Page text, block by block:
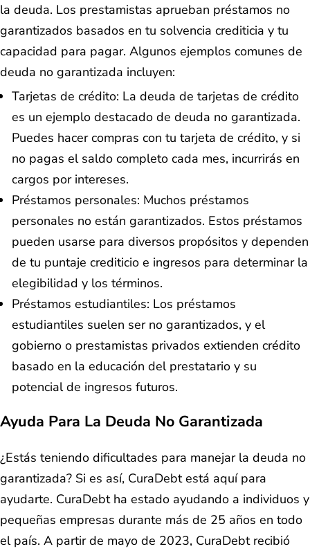
la deuda. Los prestamistas aprueban préstamos no
garantizados basados en tu solvencia crediticia y tu
capacidad para pagar. Algunos ejemplos comunes de
deuda no garantizada incluyen:
Tarjetas de crédito: La deuda de tarjetas de crédito
es un ejemplo destacado de deuda no garantizada.
Puedes hacer compras con tu tarjeta de crédito, y si
no pagas el saldo completo cada mes, incurrirás en
cargos por intereses.
Préstamos personales: Muchos préstamos
personales no están garantizados. Estos préstamos
pueden usarse para diversos propósitos y dependen
de tu puntaje crediticio e ingresos para determinar la
elegibilidad y los términos.
Préstamos estudiantiles: Los préstamos
estudiantiles suelen ser no garantizados, y el
gobierno o prestamistas privados extienden crédito
basado en la educación del prestatario y su
potencial de ingresos futuros.
Ayuda Para La Deuda No Garantizada
¿Estás teniendo dificultades para manejar la deuda no
garantizada? Si es así, CuraDebt está aquí para
ayudarte. CuraDebt ha estado ayudando a individuos y
pequeñas empresas durante más de 25 años en todo
el país. A partir de mayo de 2023, CuraDebt recibió